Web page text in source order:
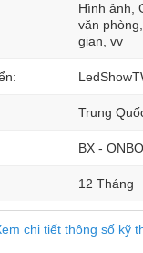
Hình ảnh,
văn
gian, vv
Trung
BX -
12 Tháng
chi tiết thông số kỹ